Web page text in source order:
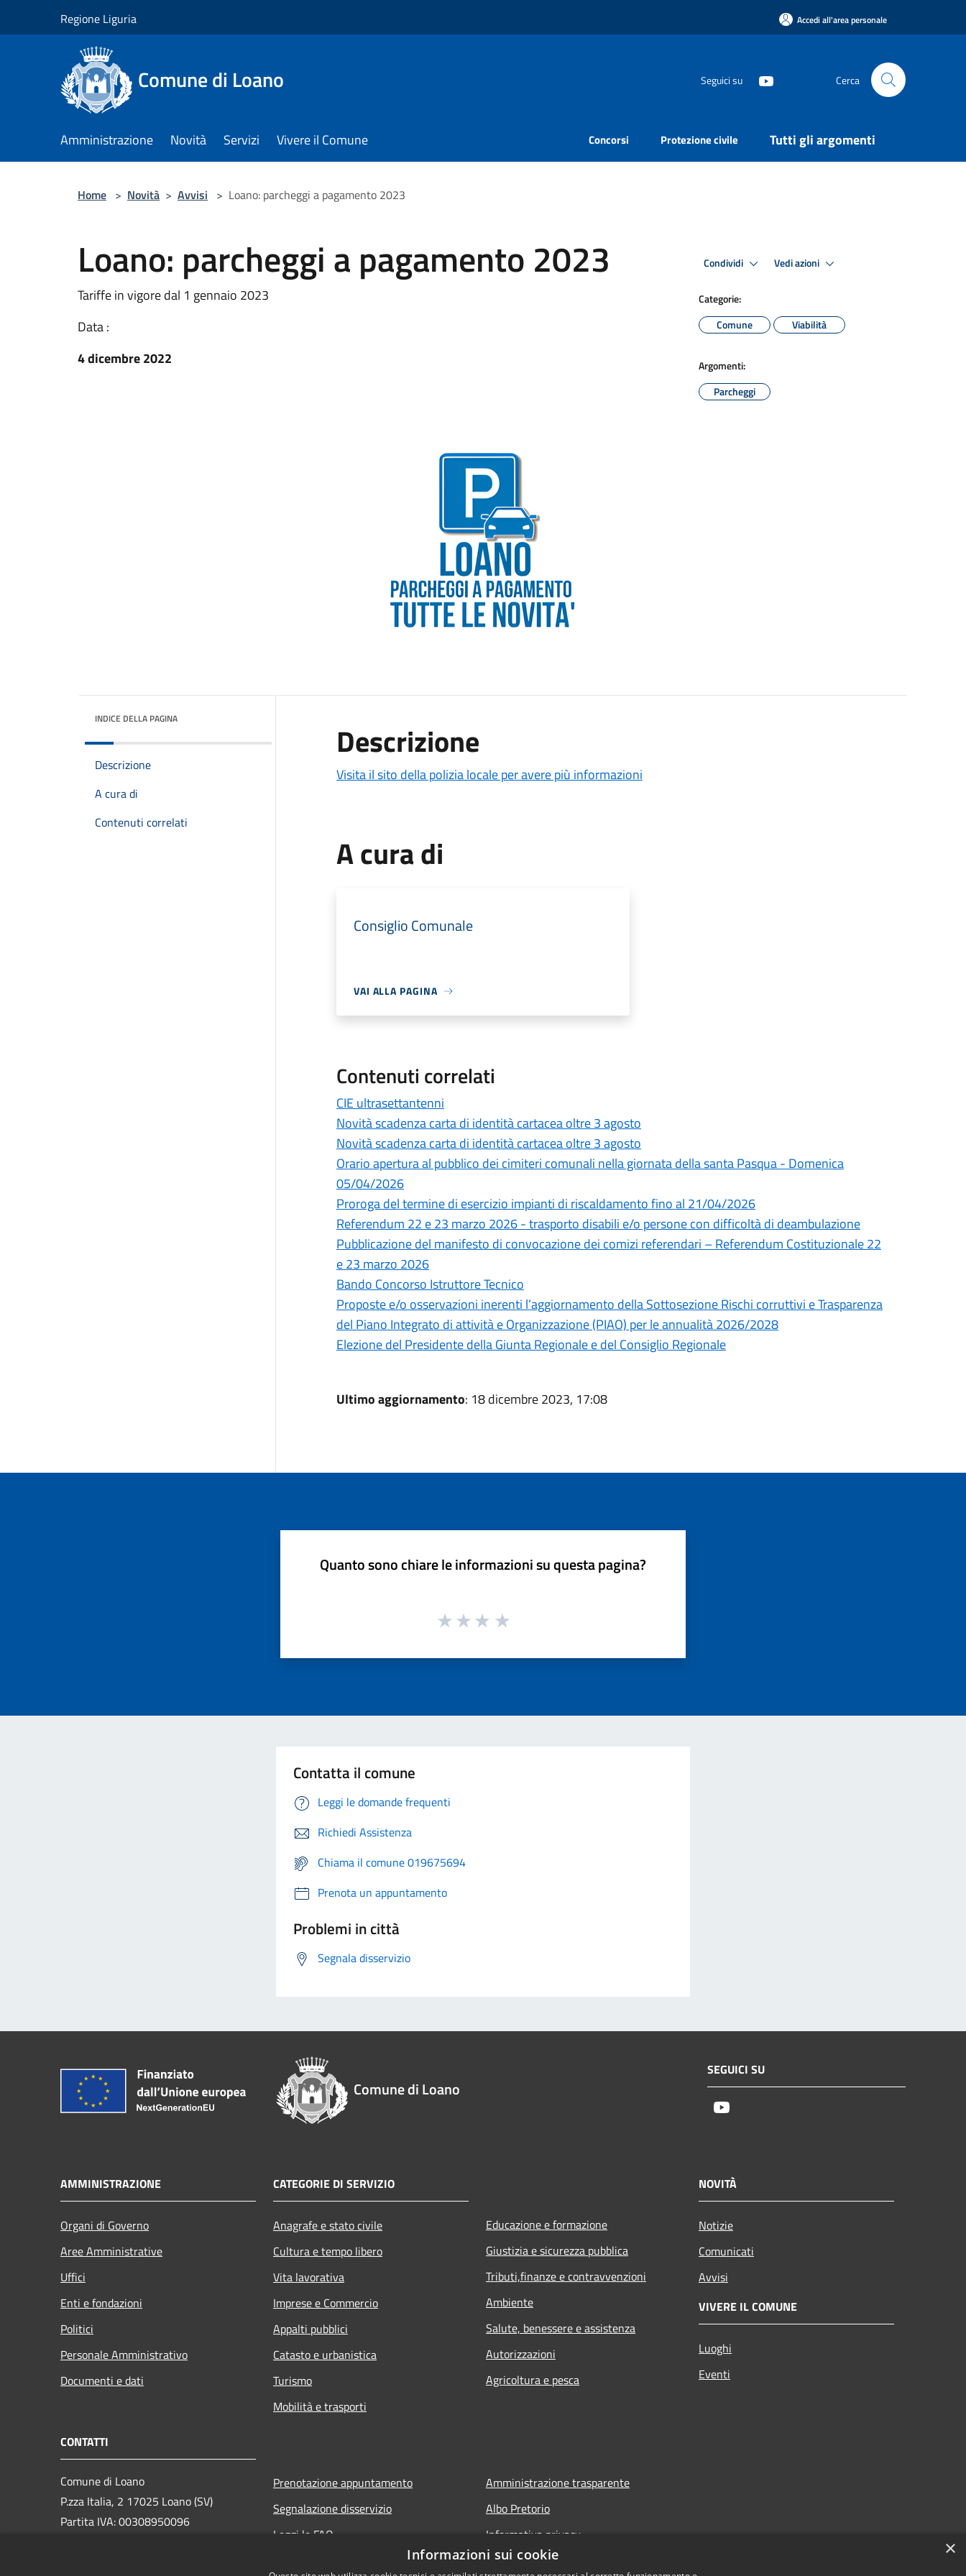
Regione Liguria Accedi all'area personale
Comune di Loano Seguici su Cerca
Amministrazione Novità Servizi Vivere il Comune Concorsi Protezione civile Tutti gli argomenti
Home > Novità > Avvisi > Loano: parcheggi a pagamento 2023
Loano: parcheggi a pagamento 2023
Tariffe in vigore dal 1 gennaio 2023
Data :
4 dicembre 2022
Condividi Vedi azioni
Categorie:
Comune
Viabilità
Argomenti:
Parcheggi
INDICE DELLA PAGINA
Descrizione
A cura di
Contenuti correlati
Descrizione
Visita il sito della polizia locale per avere più informazioni
A cura di
Consiglio Comunale
VAI ALLA PAGINA
Contenuti correlati
CIE ultrasettantenni
Novità scadenza carta di identità cartacea oltre 3 agosto
Novità scadenza carta di identità cartacea oltre 3 agosto
Orario apertura al pubblico dei cimiteri comunali nella giornata della santa Pasqua - Domenica
05/04/2026
Proroga del termine di esercizio impianti di riscaldamento fino al 21/04/2026
Referendum 22 e 23 marzo 2026 - trasporto disabili e/o persone con difficoltà di deambulazione
Pubblicazione del manifesto di convocazione dei comizi referendari – Referendum Costituzionale 22
e 23 marzo 2026
Bando Concorso Istruttore Tecnico
Proposte e/o osservazioni inerenti l’aggiornamento della Sottosezione Rischi corruttivi e Trasparenza
del Piano Integrato di attività e Organizzazione (PIAO) per le annualità 2026/2028
Elezione del Presidente della Giunta Regionale e del Consiglio Regionale
Ultimo aggiornamento: 18 dicembre 2023, 17:08
Quanto sono chiare le informazioni su questa pagina?
Contatta il comune
Leggi le domande frequenti
Richiedi Assistenza
Chiama il comune 019675694
Prenota un appuntamento
Problemi in città
Segnala disservizio
Comune di Loano
SEGUICI SU
AMMINISTRAZIONE
Organi di Governo
Aree Amministrative
Uffici
Enti e fondazioni
Politici
Personale Amministrativo
Documenti e dati
CATEGORIE DI SERVIZIO
Anagrafe e stato civile
Cultura e tempo libero
Vita lavorativa
Imprese e Commercio
Appalti pubblici
Catasto e urbanistica
Turismo
Mobilità e trasporti
Educazione e formazione
Giustizia e sicurezza pubblica
Tributi,finanze e contravvenzioni
Ambiente
Salute, benessere e assistenza
Autorizzazioni
Agricoltura e pesca
NOVITÀ
Notizie
Comunicati
Avvisi
VIVERE IL COMUNE
Luoghi
Eventi
CONTATTI
Comune di Loano
P.zza Italia, 2 17025 Loano (SV)
Partita IVA: 00308950096
Prenotazione appuntamento
Segnalazione disservizio
Leggi le FAQ
Amministrazione trasparente
Albo Pretorio
Informativa privacy
Note legali
×
Informazioni sui cookie